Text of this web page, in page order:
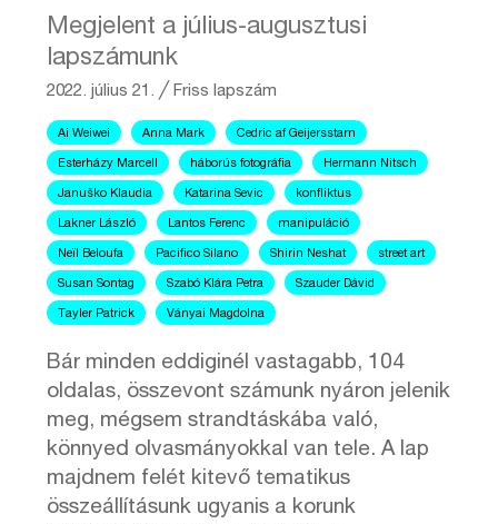
Megjelent a július-augusztusi
lapszámunk
2022. július 21. ╱ Friss lapszám
Ai Weiwei Anna Mark Cedric af Geijersstam
Esterházy Marcell háborús fotográfia Hermann Nitsch
Januško Klaudia Katarina Sevic konfliktus
Lakner László Lantos Ferenc manipuláció
Neïl Beloufa Pacifico Silano Shirin Neshat street art
Susan Sontag Szabó Klára Petra Szauder Dávid
Tayler Patrick Ványai Magdolna
Bár minden eddiginél vastagabb, 104
oldalas, összevont számunk nyáron jelenik
meg, mégsem strandtáskába való,
könnyed olvasmányokkal van tele. A lap
majdnem felét kitevő tematikus
összeállításunk ugyanis a korunk